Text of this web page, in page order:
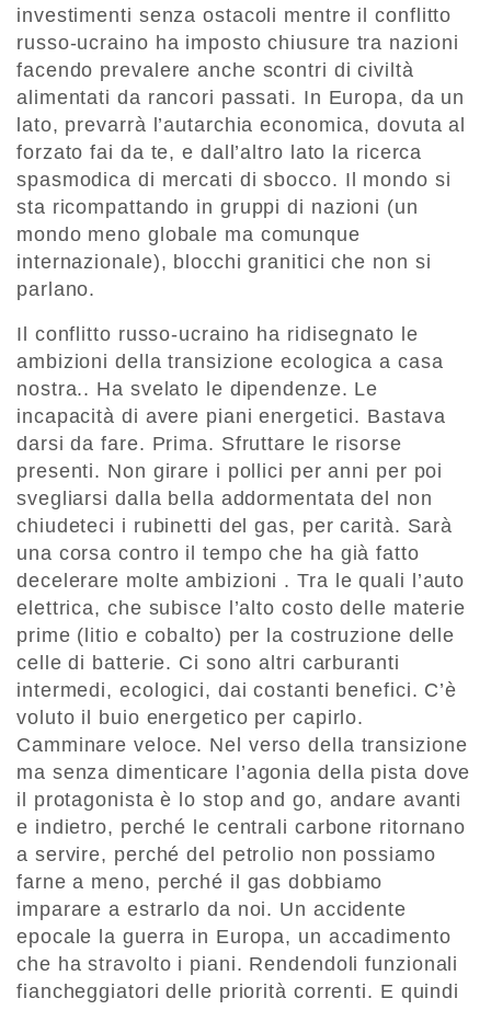
investimenti senza ostacoli mentre il conflitto
russo-ucraino ha imposto chiusure tra nazioni
facendo prevalere anche scontri di civiltà
alimentati da rancori passati. In Europa, da un
lato, prevarrà l’au­tarchia economica, dovuta al
forzato fai da te, e dall’altro lato la ricerca
spasmodica di mercati di sbocco. Il mondo si
sta ricompattando in gruppi di nazioni (un
mondo meno globale ma comunque
internazionale), blocchi granitici che non si
parlano.
Il conflitto russo-ucraino ha ridisegnato le
ambizioni della transizione ecologica a casa
nostra.. Ha svelato le dipendenze. Le
incapacità di avere piani energetici. Ba­stava
darsi da fare. Prima. Sfruttare le risorse
presenti. Non girare i pollici per anni per poi
svegliarsi dalla bella addormentata del non
chiudeteci i rubinetti del gas, per carità. Sarà
una corsa contro il tempo che ha già fatto
decelerare molte ambizioni . Tra le quali l’auto
elettrica, che subisce l’alto costo delle materie
prime (litio e co­balto) per la costruzione delle
celle di batterie. Ci sono altri carburanti
intermedi, ecologici, dai costanti benefici. C’è
voluto il buio energetico per capirlo.
Camminare veloce. Nel verso della transizione
ma senza dimenticare l’agonia della pista dove
il protagonista è lo stop and go, andare avanti
e indietro, perché le centrali carbone ritornano
a servire, perché del petrolio non possiamo
farne a meno, perché il gas dobbiamo
imparare a estrarlo da noi. Un accidente
epocale la guerra in Europa, un accadimento
che ha stravolto i piani. Rendendoli funzionali
fiancheggiatori delle priorità correnti. E quindi